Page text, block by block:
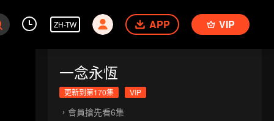
ZH-TW APP VIP
一念永恆
更新到第170集 VIP
，會員搶先看6集